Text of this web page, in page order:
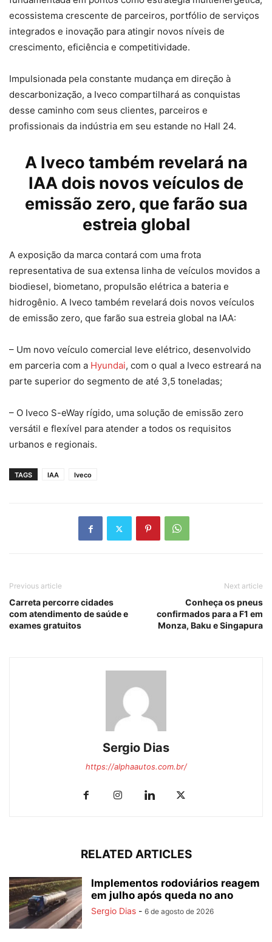
ecossistema crescente de parceiros, portfólio de serviços
integrados e inovação para atingir novos níveis de
crescimento, eficiência e competitividade.
Impulsionada pela constante mudança em direção à
descarbonização, a Iveco compartilhará as conquistas
desse caminho com seus clientes, parceiros e
profissionais da indústria em seu estande no Hall 24.
A Iveco também revelará na
IAA dois novos veículos de
emissão zero, que farão sua
estreia global
A exposição da marca contará com uma frota
representativa de sua extensa linha de veículos movidos a
biodiesel, biometano, propulsão elétrica a bateria e
hidrogênio. A Iveco também revelará dois novos veículos
de emissão zero, que farão sua estreia global na IAA:
– Um novo veículo comercial leve elétrico, desenvolvido
em parceria com a Hyundai, com o qual a Iveco estreará na
parte superior do segmento de até 3,5 toneladas;
– O Iveco S-eWay rígido, uma solução de emissão zero
versátil e flexível para atender a todos os requisitos
urbanos e regionais.
TAGS IAA Iveco
Previous article
Carreta percorre cidades
com atendimento de saúde e
exames gratuitos
Next article
Conheça os pneus
confirmados para a F1 em
Monza, Baku e Singapura
Sergio Dias
https://alphaautos.com.br/
RELATED ARTICLES
Implementos rodoviários reagem
em julho após queda no ano
Sergio Dias - 6 de agosto de 2026